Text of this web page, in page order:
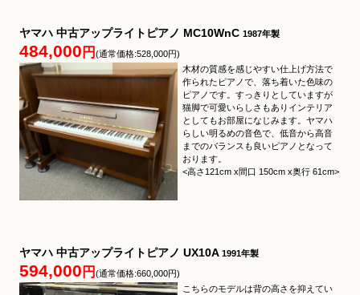
ヤマハ 中古アップライトピアノ MC10WnC 1987年製
484,000 円 (通常価格:528,000円)
木材の質感を感じやすい仕上げ方法で
作られたピアノで、落ち着いた色味の
ピアノです。すっきりとしていますが
猫脚で可愛いらしさもありインテリア
としてもお部屋になじみます。ヤマハ
らしい明るめの音色で、低音から高音
までのバランスも良いピアノとなって
おります。
<高さ121cm x間口 150cm x奥行 61cm>
ヤマハ 中古アップライトピアノ UX10A 1991年製
594,000 円 (通常価格:660,000円)
こちらのモデルは背の高さを抑えてい